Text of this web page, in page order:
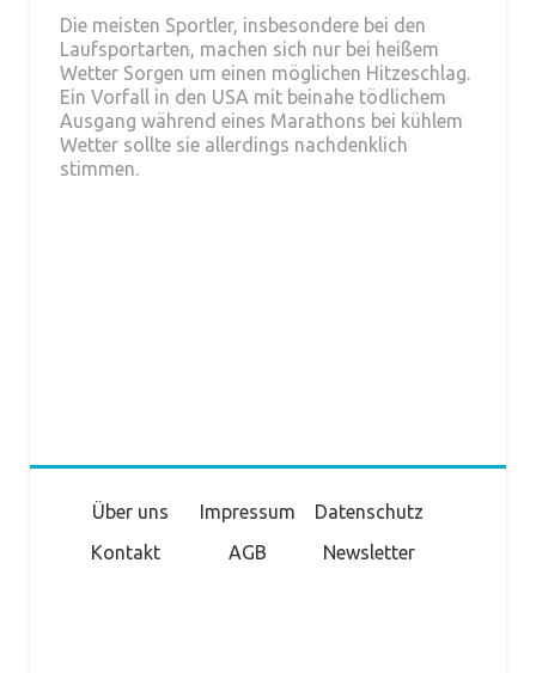
Die meisten Sportler, insbesondere bei den
Laufsportarten, machen sich nur bei heißem
Wetter Sorgen um einen möglichen Hitzeschlag.
Ein Vorfall in den USA mit beinahe tödlichem
Ausgang während eines Marathons bei kühlem
Wetter sollte sie allerdings nachdenklich
stimmen.
Über uns Impressum
Datenschutz
Kontakt
AGB Newsletter